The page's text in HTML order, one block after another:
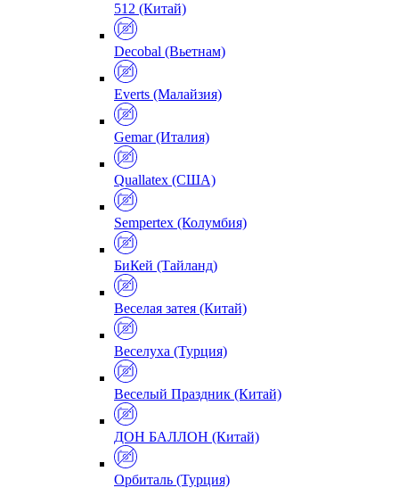
512 (Китай)
Decobal (Вьетнам)
Everts (Малайзия)
Gemar (Италия)
Quallatex (США)
Sempertex (Колумбия)
БиКей (Тайланд)
Веселая затея (Китай)
Веселуха (Турция)
Веселый Праздник (Китай)
ДОН БАЛЛОН (Китай)
Орбиталь (Турция)